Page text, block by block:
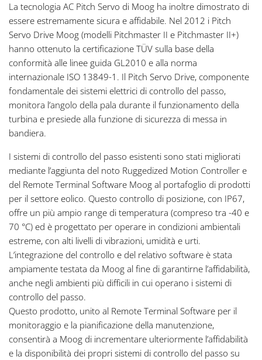
La tecnologia AC Pitch Servo di Moog ha inoltre dimostrato di
essere estremamente sicura e affidabile. Nel 2012 i Pitch
Servo Drive Moog (modelli Pitchmaster II e Pitchmaster II+)
hanno ottenuto la certificazione TÜV sulla base della
conformità alle linee guida GL2010 e alla norma
internazionale ISO 13849-1. Il Pitch Servo Drive, componente
fondamentale dei sistemi elettrici di controllo del passo,
monitora l’angolo della pala durante il funzionamento della
turbina e presiede alla funzione di sicurezza di messa in
bandiera.
I sistemi di controllo del passo esistenti sono stati migliorati
mediante l’aggiunta del noto Ruggedized Motion Controller e
del Remote Terminal Software Moog al portafoglio di prodotti
per il settore eolico. Questo controllo di posizione, con IP67,
offre un più ampio range di temperatura (compreso tra -40 e
70 °C) ed è progettato per operare in condizioni ambientali
estreme, con alti livelli di vibrazioni, umidità e urti.
L’integrazione del controllo e del relativo software è stata
ampiamente testata da Moog al fine di garantirne l’affidabilità,
anche negli ambienti più difficili in cui operano i sistemi di
controllo del passo.
Questo prodotto, unito al Remote Terminal Software per il
monitoraggio e la pianificazione della manutenzione,
consentirà a Moog di incrementare ulteriormente l’affidabilità
e la disponibilità dei propri sistemi di controllo del passo su